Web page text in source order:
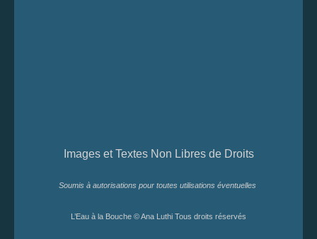
Images et Textes Non Libres de Droits
Soumis à autorisations pour toutes utilisations éventuelles
L’Eau à la Bouche © Ana Luthi Tous droits réservés